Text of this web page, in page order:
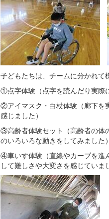
子どもたちは、チームに分かれて
①点字体験（点字を読んだり実際
②アイマスク・白杖体験（廊下を
感じました）
③高齢者体験セット（高齢者の体
のいろいろな動きをしてみました）
④車いす体験（直線やカーブを進
して難しさや大変さを感じていま